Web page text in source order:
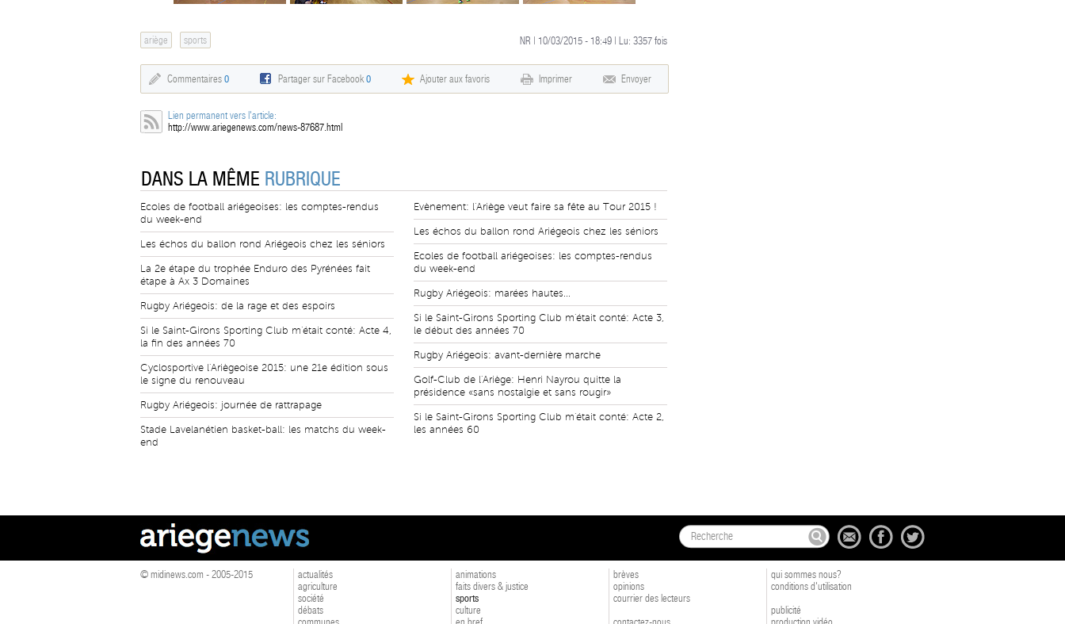
ariège sports NR | 10/03/2015 - 18:49 | Lu: 3357 fois
Commentaires 0 Partager sur Facebook0 Ajouter aux favoris Imprimer Envoyer
Lien permanent vers l'article:
http://www.ariegenews.com/news-87687.html
DANS LA MÊME RUBRIQUE
Ecoles de football ariégeoises: les comptes-rendus
du week-end
Les échos du ballon rond Ariégeois chez les séniors
La 2e étape du trophée Enduro des Pyrénées fait
étape à Ax 3 Domaines
Rugby Ariégeois: de la rage et des espoirs
Si le Saint-Girons Sporting Club m'était conté: Acte 4,
la fin des années 70
Cyclosportive l'Ariègeoise 2015: une 21e édition sous
le signe du renouveau
Rugby Ariégeois: journée de rattrapage
Stade Lavelanétien basket-ball: les matchs du week-
end
Evènement: l'Ariège veut faire sa fête au Tour 2015 !
Les échos du ballon rond Ariégeois chez les séniors
Ecoles de football ariégeoises: les comptes-rendus
du week-end
Rugby Ariégeois: marées hautes...
Si le Saint-Girons Sporting Club m'était conté: Acte 3,
le début des années 70
Rugby Ariégeois: avant-dernière marche
Golf-Club de l'Ariège: Henri Nayrou quitte la
présidence «sans nostalgie et sans rougir»
Si le Saint-Girons Sporting Club m'était conté: Acte 2,
les années 60
© midinews.com - 2005-2015
actualités
agriculture
société
débats
animations
faits divers & justice
sports
culture
brèves
opinions
courrier des lecteurs
qui sommes nous?
conditions d'utilisation
publicité